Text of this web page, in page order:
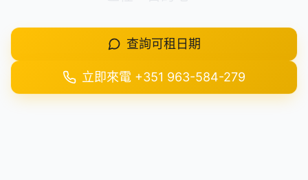
+351 963-584-279
取得報價
查詢可租日期
立即來電 +351 963-584-279